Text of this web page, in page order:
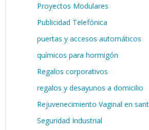
Proyectos Modulares
Publicidad Telefónica
puertas y accesos automáticos
químicos para hormigón
Regalos corporativos
regalos y desayunos a domicilio
Rejuvenecimiento Vaginal en
Seguridad Industrial